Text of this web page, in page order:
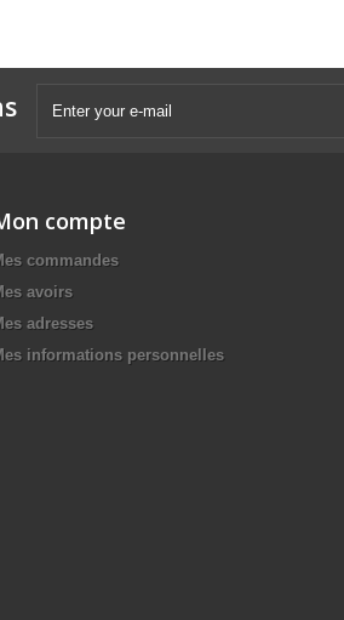
compte
commandes
avoirs
adresses
informations personnelles